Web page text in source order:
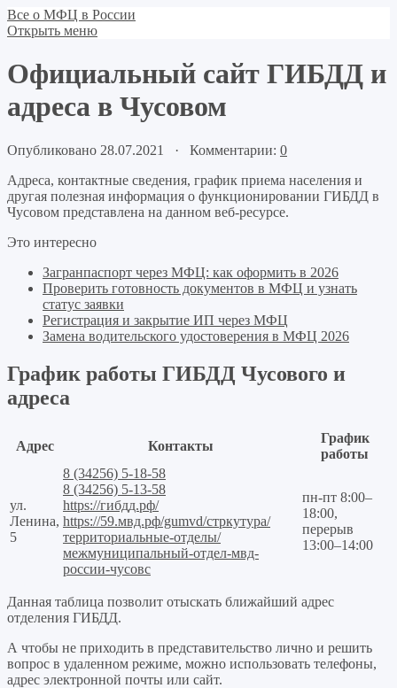
Все о МФЦ в России
Открыть меню
Официальный сайт ГИБДД и
адреса в Чусовом
Опубликовано 28.07.2021 · Комментарии: 0
Адреса, контактные сведения, график приема населения и
другая полезная информация о функционировании ГИБДД в
Чусовом представлена на данном веб-ресурсе.
Это интересно
Загранпаспорт через МФЦ: как оформить в 2026
Проверить готовность документов в МФЦ и узнать
статус заявки
Регистрация и закрытие ИП через МФЦ
Замена водительского удостоверения в МФЦ 2026
График работы ГИБДД Чусового и
адреса
Адрес Контакты
График
работы
ул.
Ленина,
5
8 (34256) 5-18-58
8 (34256) 5-13-58
https://гибдд.рф/
https://59.мвд.рф/gumvd/стркутура/
территориальные-отделы/
межмуниципальный-отдел-мвд-
россии-чусовс
пн-пт 8:00–
18:00,
перерыв
13:00–14:00
Данная таблица позволит отыскать ближайший адрес
отделения ГИБДД.
А чтобы не приходить в представительство лично и решить
вопрос в удаленном режиме, можно использовать телефоны,
адрес электронной почты или сайт.